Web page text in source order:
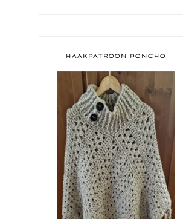
HAAKPATROON PONCHO